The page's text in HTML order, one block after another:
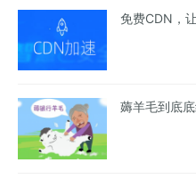
免费CDN，
薅羊毛到底